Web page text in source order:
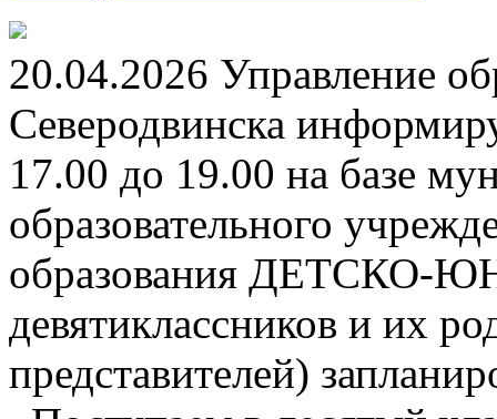
20.04.2026 Управление
Северодвинска
17.00 до 19.00 на базе
образовательного
образования
девятиклассников и их
представителей)